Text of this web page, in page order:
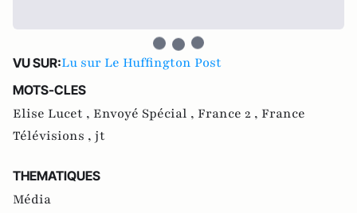
VU SUR:Lu sur Le Huffington Post
MOTS-CLES
Elise Lucet , Envoyé Spécial , France 2 , France
Télévisions , jt
THEMATIQUES
Média